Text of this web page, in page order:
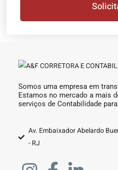
Somos uma empresa em
Estamos no mercado a mais
serviços de Contabilidade
Av. Embaixador Abelardo
- RJ